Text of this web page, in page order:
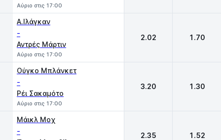
Αύριο στις 17:00
Α.Ιλάγκαν
-
Αντρές Μάρτιν
Αύριο στις 17:00
2.02 1.70
Oύγκο Μπλάνκετ
-
Ρέι Σακαμότο
Αύριο στις 17:00
3.20 1.30
Mάικλ Μοχ
- 2.35 1.52